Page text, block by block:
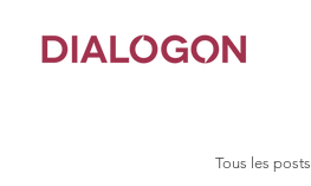
Tous les posts